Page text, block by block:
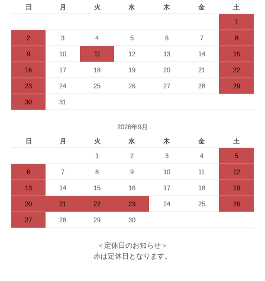
日
月 火 水 木 金 土
1
2 3 4 5 6 7 8
9 10 11 12 13 14 15
16 17 18 19 20 21 22
23 24 25 26 27 28 29
30 31
2026年9月
日
月 火 水 木 金 土
1 2 3 4 5
6 7 8 9 10 11 12
13 14 15 16 17 18 19
20 21 22 23 24 25 26
27 28 29 30
＜定休日のお知らせ＞
赤は定休日となります。